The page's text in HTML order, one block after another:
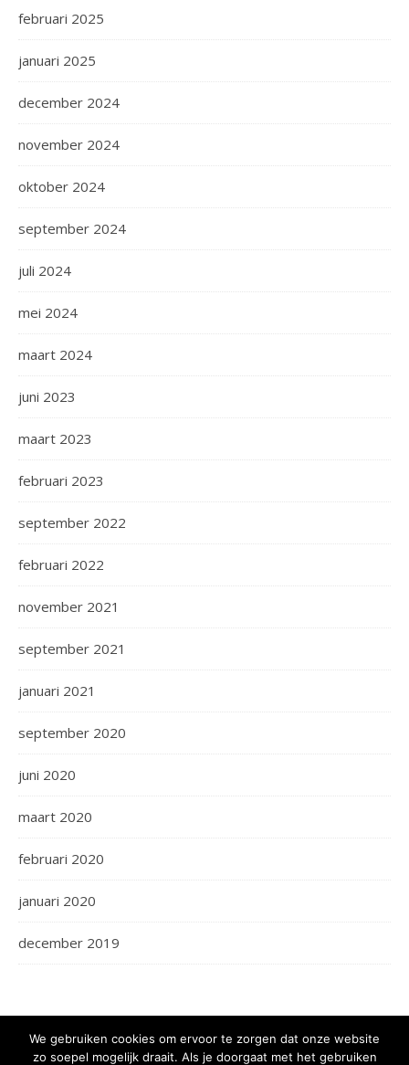
februari 2025
januari 2025
december 2024
november 2024
oktober 2024
september 2024
juli 2024
mei 2024
maart 2024
juni 2023
maart 2023
februari 2023
september 2022
februari 2022
november 2021
september 2021
januari 2021
september 2020
juni 2020
maart 2020
februari 2020
januari 2020
december 2019
We gebruiken cookies om ervoor te zorgen dat onze website
zo soepel mogelijk draait. Als je doorgaat met het gebruiken